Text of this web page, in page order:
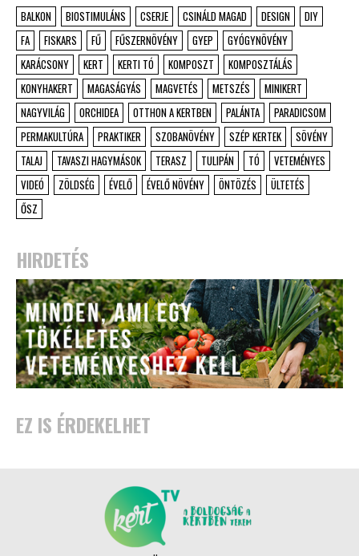
BALKON BIOSTIMULÁNS CSERJE CSINÁLD MAGAD DESIGN
DIY
FA
FISKARS FŰ FŰSZERNÖVÉNY GYEP
GYÓGYNÖVÉNY
KARÁCSONY
KERT KERTI TÓ KOMPOSZT
KOMPOSZTÁLÁS
KONYHAKERT
MAGASÁGYÁS MAGVETÉS METSZÉS
MINIKERT
NAGYVILÁG
ORCHIDEA OTTHON A KERTBEN PALÁNTA
PARADICSOM
PERMAKULTÚRA
PRAKTIKER SZOBANÖVÉNY SZÉP KERTEK
SÖVÉNY
TALAJ
TAVASZI HAGYMÁSOK TERASZ TULIPÁN TÓ
VETEMÉNYES
VIDEÓ
ZÖLDSÉG ÉVELŐ ÉVELŐ NÖVÉNY ÖNTÖZÉS
ÜLTETÉS
ŐSZ
HIRDETÉS
EZ IS ÉRDEKELHET